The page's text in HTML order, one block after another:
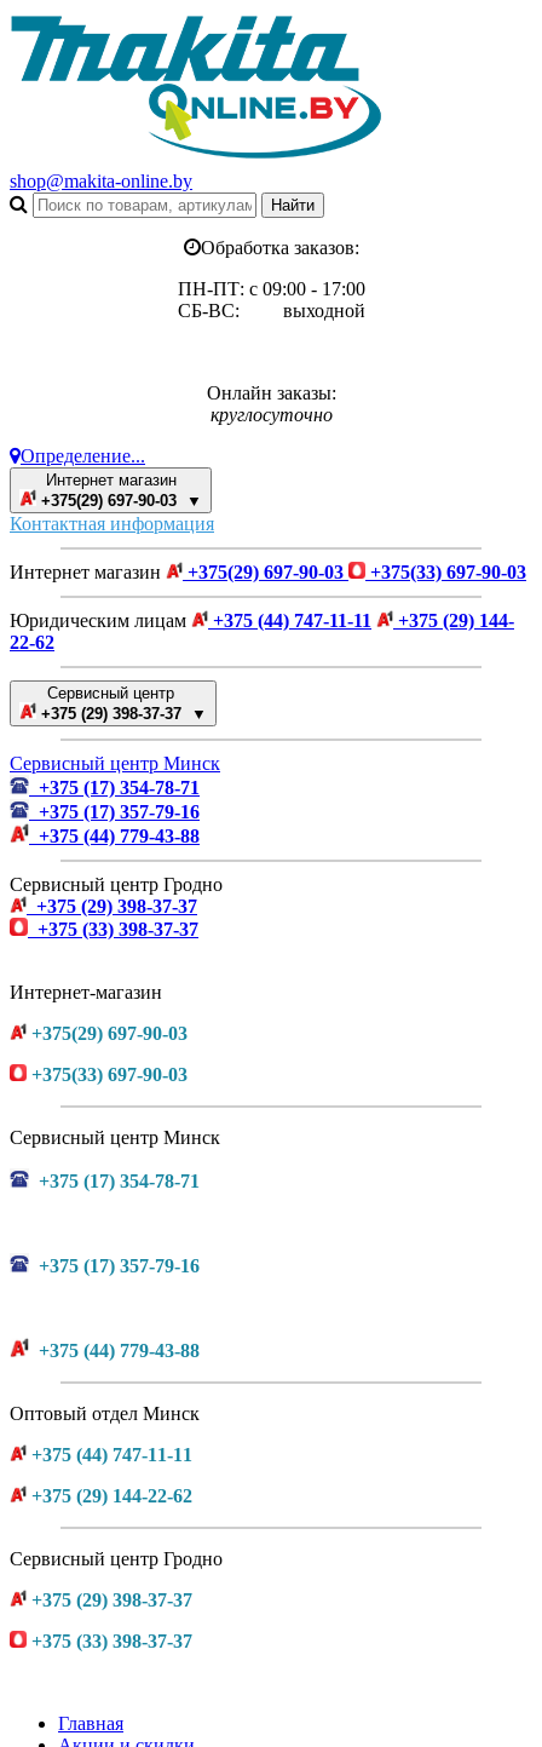
shop@makita-online.by
Обработка заказов:
ПН-ПТ: с 09:00 - 17:00
СБ-ВС: выходной
Онлайн заказы:
круглосуточно
Определение...
Интернет магазин
+375(29) 697-90-03 ▼
Контактная информация
Интернет магазин +375(29) 697-90-03 +375(33) 697-90-03
Юридическим лицам +375 (44) 747-11-11
+375 (29) 144-
22-62
Сервисный центр
+375 (29) 398-37-37 ▼
Сервисный центр Минск
+375 (17) 354-78-71
+375 (17) 357-79-16
+375 (44) 779-43-88
Сервисный центр Гродно
+375 (29) 398-37-37
+375 (33) 398-37-37
Интернет-магазин
+375(29) 697-90-03
+375(33) 697-90-03
Сервисный центр Минск
+375 (17) 354-78-71
+375 (17) 357-79-16
+375 (44) 779-43-88
Оптовый отдел Минск
+375 (44) 747-11-11
+375 (29) 144-22-62
Сервисный центр Гродно
+375 (29) 398-37-37
+375 (33) 398-37-37
Главная